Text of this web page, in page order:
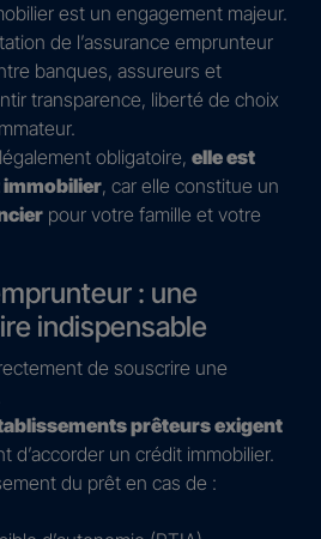
est un engagement majeur.
de l’assurance emprunteur
banques, assureurs et
transparence, liberté de choix
obligatoire, elle est
immobilier, car elle constitue un
pour votre famille et votre
: une
indispensable
de souscrire une
prêteurs exigent
d’accorder un crédit immobilier.
du prêt en cas de :